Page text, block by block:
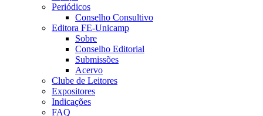
Periódicos
Conselho Consultivo
Editora FE-Unicamp
Sobre
Conselho Editorial
Submissões
Acervo
Clube de Leitores
Expositores
Indicações
FAQ